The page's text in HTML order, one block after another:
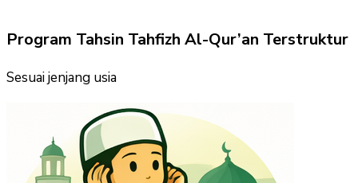
Program Tahsin Tahfizh Al-Qur’an Terstruktur
Sesuai jenjang usia